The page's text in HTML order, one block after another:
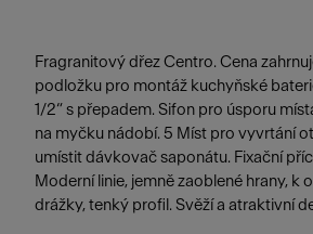
Fragranitový dřez Centro. Cena
podložku pro montáž kuchyňské
1/2“ s přepadem. Sifon pro úsporu
na myčku nádobí. 5 Míst pro vyvrtání
umístit dávkovač saponátu. Fixační
Moderní linie, jemně zaoblené hrany, k
drážky, tenký profil. Svěží a atraktivní